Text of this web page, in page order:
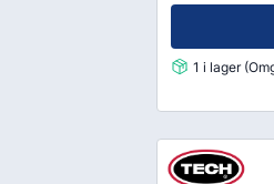
1 i lager